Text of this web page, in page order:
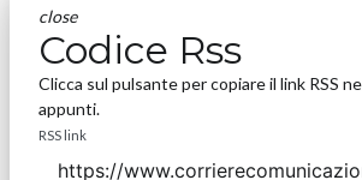
close
Codice Rss
Clicca sul pulsante per copiare il link RSS
appunti.
RSS link